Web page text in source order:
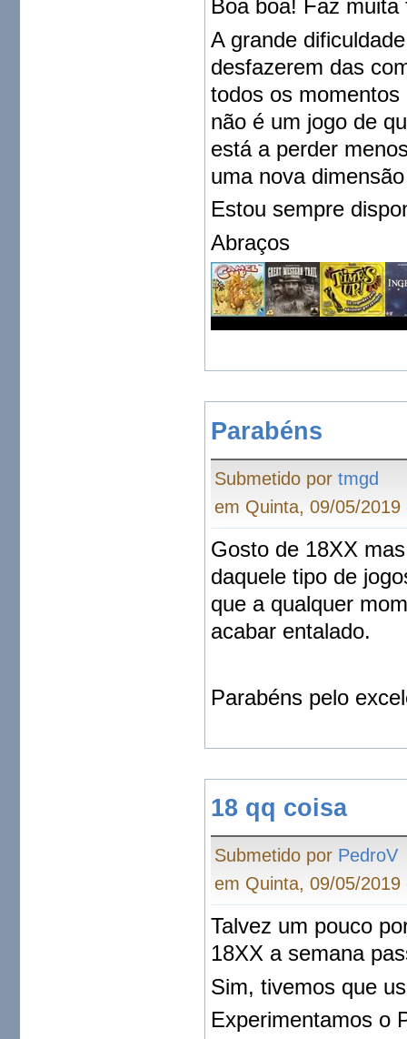
Boa boa! Faz
A grande
desfazerem das
todos os
não é um jogo de
está a perder
uma nova
Estou sempre
Abraços
Parabéns
Submetido portmgd
em Quinta, 09/05/2019
Gosto de 18XX
daquele tipo de
que a qualquer
acabar entalado.
Parabéns pelo
18 qq coisa
Submetido por PedroV
em Quinta, 09/05/2019
Talvez um pouco
18XX a semana
Sim, tivemos que
Experimentamos o